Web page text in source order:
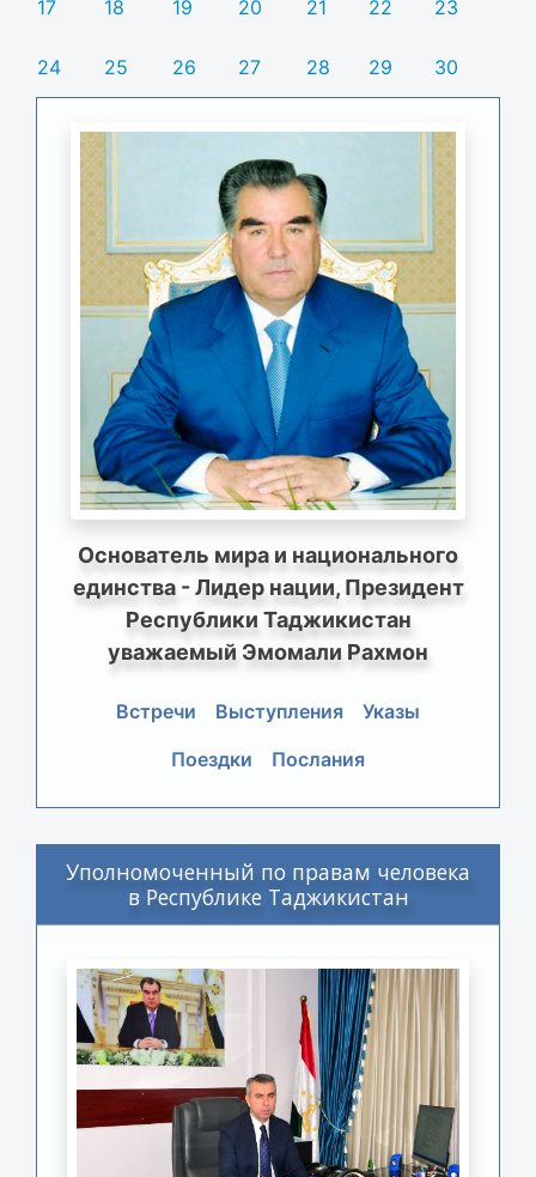
17 18 19 20 21 22 23
24 25 26 27 28 29 30
Основатель мира и национального
единства - Лидер нации, Президент
Республики Таджикистан
уважаемый Эмомали Рахмон
Встречи Выступления
Указы
Поездки
Послания
Уполномоченный по правам человека
в Республике Таджикистан